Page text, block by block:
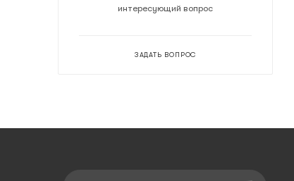
интересующий вопрос
ЗАДАТЬ ВОПРОС